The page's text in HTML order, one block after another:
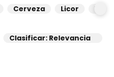
Cerveza Licor Vino
Clasificar: Relevancia